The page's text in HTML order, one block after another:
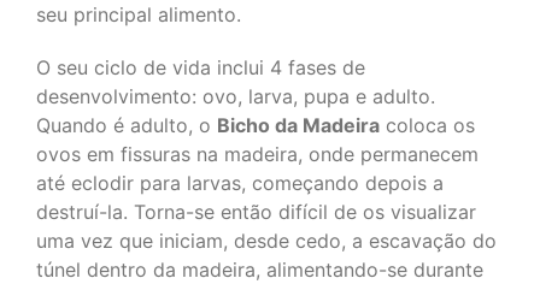
seu principal alimento.
O seu ciclo de vida inclui 4 fases de
desenvolvimento: ovo, larva, pupa e adulto.
Quando é adulto, o Bicho da Madeira coloca os
ovos em fissuras na madeira, onde permanecem
até eclodir para larvas, começando depois a
destruí-la. Torna-se então difícil de os visualizar
uma vez que iniciam, desde cedo, a escavação do
túnel dentro da madeira, alimentando-se durante